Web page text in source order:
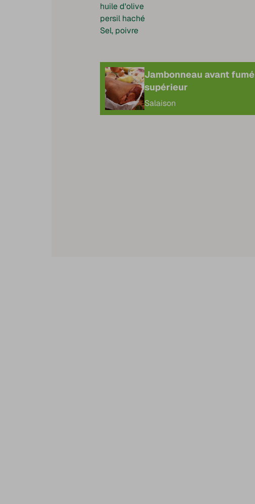
huile d'olive
persil haché
Sel, poivre
Jambonneau avant fumé
supérieur
Salaison